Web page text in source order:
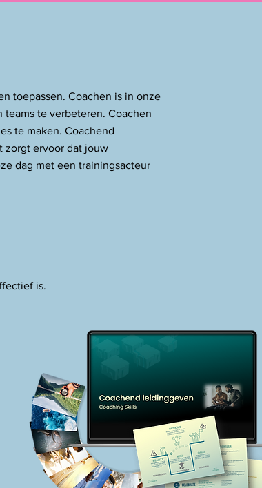
toepassen. Coachen is in onze
te verbeteren. Coachen
te maken. Coachend
zorgt ervoor dat jouw
dag met een trainingsacteur
is.